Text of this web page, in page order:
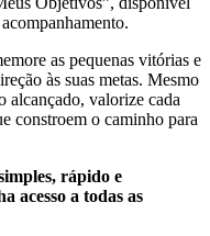
as pequenas vitórias e
às suas metas. Mesmo
alcançado, valorize cada
constroem o caminho para
rápido e
acesso a todas as